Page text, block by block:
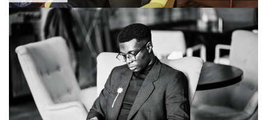
Lütfen seçin
#10 Fashion Lightroom Preset
Black&White Essential
(70 Lr Presets)
Luxe Wedding